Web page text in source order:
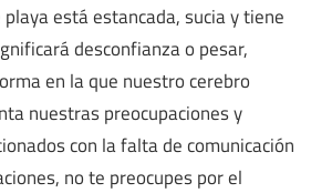
está estancada, sucia y tiene
desconfianza o pesar,
en la que nuestro cerebro
nuestras preocupaciones y
con la falta de comunicación
no te preocupes por el